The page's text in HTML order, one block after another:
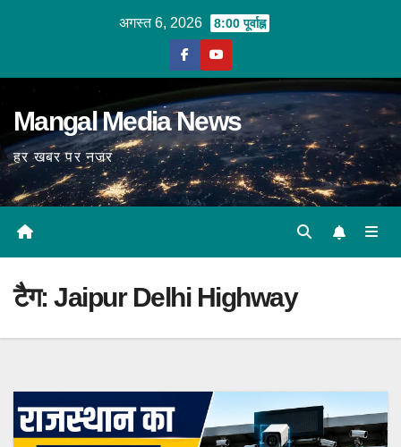
अगस्त 6, 2026 8:00 पूर्वाह्न
Mangal Media News
हर खबर पर नजर
टैग: Jaipur Delhi Highway